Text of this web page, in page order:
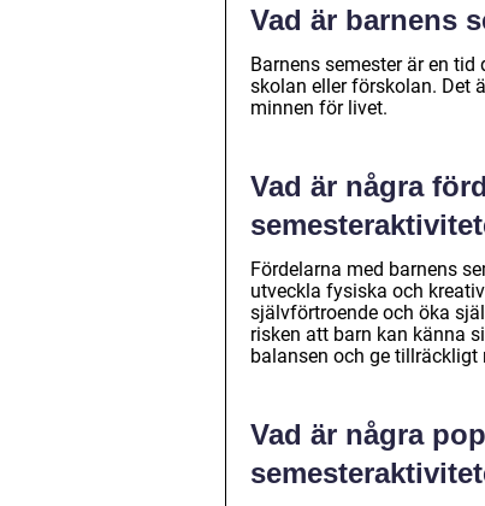
Vad är barnens
Barnens semester är en
skolan eller förskolan. Det
minnen för livet.
Vad är några
Fördelarna med barnens
utveckla fysiska och
självförtroende och öka
risken att barn kan känna
balansen och ge
Vad är några